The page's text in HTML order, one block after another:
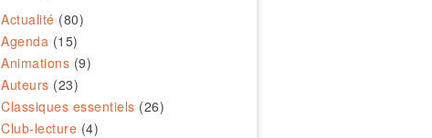
Actualité (80)
Agenda (15)
Animations (9)
Auteurs (23)
Classiques essentiels (26)
Club-lecture (4)